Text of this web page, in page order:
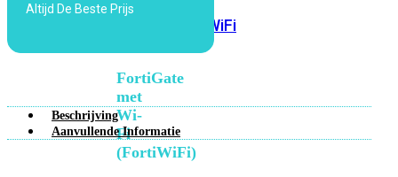
FortiWiFi
FortiGate
met
Wi-
Fi
(FortiWiFi)
Altijd De Beste Prijs
Beschrijving
Aanvullende Informatie